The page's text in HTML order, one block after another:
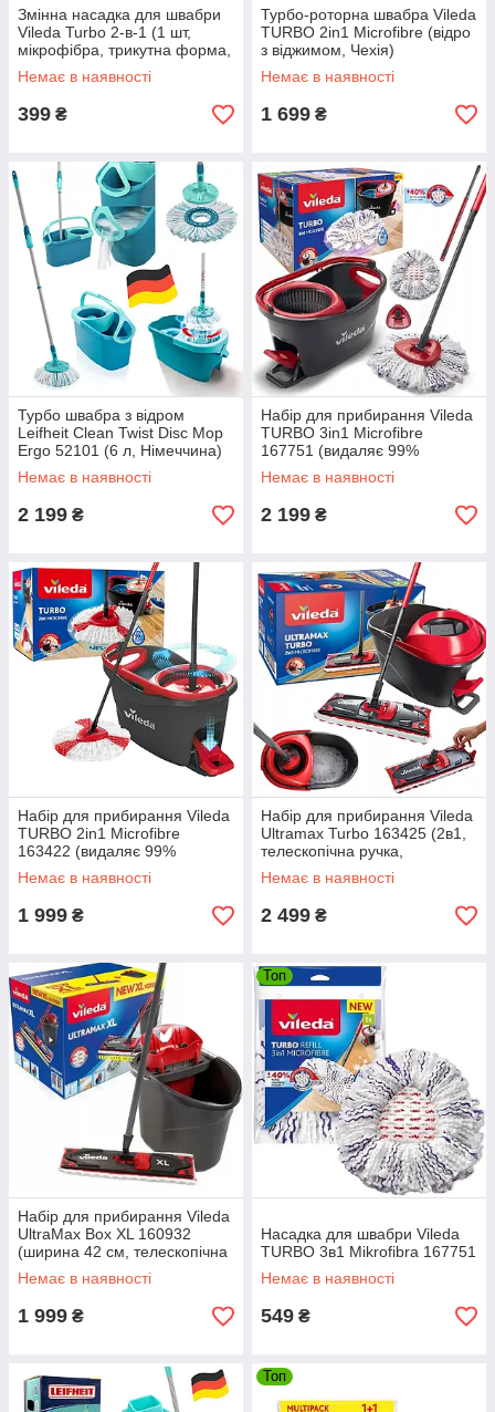
Змінна насадка для швабри
Vileda Turbo 2-в-1 (1 шт,
мікрофібра, трикутна форма,
Німеччина)
Немає в наявності
399 ₴
Турбо-роторна швабра Vileda
TURBO 2in1 Microfibre (відро
з віджимом, Чехія)
Немає в наявності
1 699 ₴
Турбо швабра з відром
Leifheit Clean Twist Disc Mop
Ergo 52101 (6 л, Німеччина)
Немає в наявності
2 199 ₴
Набір для прибирання Vileda
TURBO 3in1 Microfibre
167751 (видаляє 99%
бактерій, легкий віджим, всі
типи підлог)
Немає в наявності
2 199 ₴
Набір для прибирання Vileda
TURBO 2in1 Microfibre
163422 (видаляє 99%
бактерій, легкий віджим, всі
типи підлог)
Немає в наявності
1 999 ₴
Набір для прибирання Vileda
Ultramax Turbo 163425 (2в1,
телескопічна ручка,
безконтактний віджим)
Немає в наявності
2 499 ₴
Набір для прибирання Vileda
UltraMax Box XL 160932
(ширина 42 см, телескопічна
ручка до 140 см,
мікроволокно)
Немає в наявності
1 999 ₴
Топ
Насадка для швабри Vileda
TURBO 3в1 Mikrofibra 167751
Немає в наявності
549 ₴
Топ